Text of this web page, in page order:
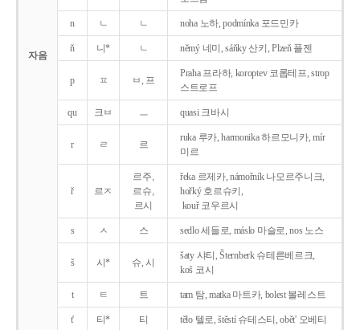
자음
n ㄴ ㄴ noha 노하, podmínka 포드민카
ň 니* ㄴ němý 네미, sáňky 산키, Plzeň 플젠
p ㅍ ㅂ, 프
Praha 프라하, koroptev 코롭테프, strop
스트로프
qu 크ㅂ ㅡ quasi 크바시
r ㄹ 르
ruka 루카, harmonika 하르모니카, mír
미르
ř 르ㅈ
르주,
르슈,
르시
řeka 르제카, námořník 나모르주니크,
hořký 호르슈키,
kouř 코우르시
s ㅅ 스 sedlo 세들로, máslo 마슬로, nos 노스
š 시* 슈, 시
šaty 샤티, Šternberk 슈테른베르크,
koš 코시
t ㅌ 트 tam 탐, matka 마트카, bolest 볼레스트
t' 티* 티 tělo 텔로, štěstí 슈테스티, obět' 오베티